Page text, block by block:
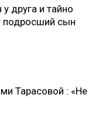
друга и тайно
подросший сын
Тарасовой : «Не